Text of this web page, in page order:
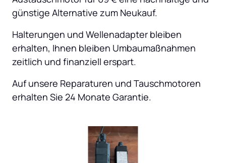
günstige Alternative zum Neukauf.
Halterungen und Wellenadapter bleiben
erhalten, Ihnen bleiben Umbaumaßnahmen
zeitlich und finanziell erspart.
Auf unsere Reparaturen und Tauschmotoren
erhalten Sie 24 Monate Garantie.